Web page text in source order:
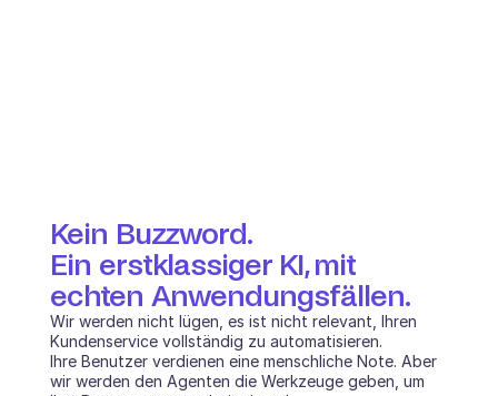
Kein Buzzword.
Ein erstklassiger KI, mit
echten Anwendungsfällen.
Wir werden nicht lügen, es ist nicht relevant, Ihren
Kundenservice vollständig zu automatisieren.
Ihre Benutzer verdienen eine menschliche Note. Aber
wir werden den Agenten die Werkzeuge geben, um